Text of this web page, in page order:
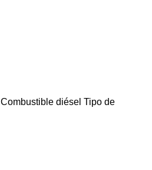
Combustible diésel Tipo de